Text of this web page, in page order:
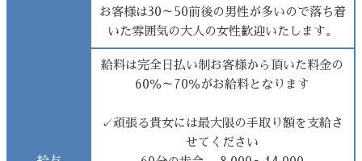
お客様は30～50前後の男性が多いので落ち着
いた雰囲気の大人の女性歓迎いたします。
給料は完全日払い制お客様から頂いた料金の
60％～70％がお給料となります
✓頑張る貴女には最大限の手取り額を支給さ
せてください